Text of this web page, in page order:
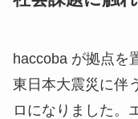
haccoba が拠点を
東日本大震災に伴
ロになりました。